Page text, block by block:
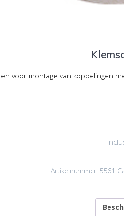
voor montage van koppelingen
Artikelnummer: 5561